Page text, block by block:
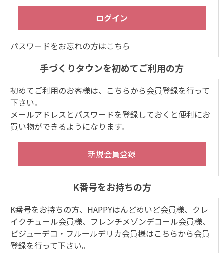
パスワードをお忘れの方はこちら
手づくりタウンを初めてご利用の方
初めてご利用のお客様は、こちらから会員登録を行って
下さい。
メールアドレスとパスワードを登録しておくと便利にお
買い物ができるようになります。
K番号をお持ちの方
K番号をお持ちの方、HAPPYはんどめいど会員様、クレ
イクチュール会員様、フレンチメゾンデコール会員様、
ビジューデコ・フルールデリカ会員様はこちらから会員
登録を行って下さい。